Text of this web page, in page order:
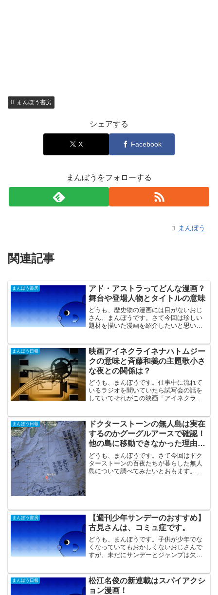
まんぼう書房
シェアする
X Facebook
まんぼうをフォローする
まんぼう
関連記事
まんぼう書房
アド・アストラってどんな漫画？
舞台や登場人物とタイトルの意味
どうも、歴史物の漫画には目がないおじ
さん、まんぼうです。さて今回は珍しい
題材を描いた漫画を紹介したいと思いま
す。歴史物の漫画というと日本の戦国
物、幕末物や、中国の三国時...
まんぼう日報
映画アイネクライネナハトムジー
クの意味と斉藤和義の主題歌小さ
な夜との関係は？
どうも、まんぼうです。仕事中に流れて
いるラジオを聞いていたら試写会の話を
していてそれがこの映画「アイネクライ
が最近では有名ですが、そもそもどんな
意味なのか調べてみました...
まんぼう日報
ドクターストーンの無人島は実在
するのかグーグルアースで確認！
他の島に移動できなかった理由を
考察
どうも、まんぼうです。さて今回はドク
ターストーンの百夜たちが暮らした無人
島について調べてみたいとおもます。最
まんぼう書房
【週刊少年サンデーのおすすめ】
古見さんは、コミュ症です。
どうも、まんぼうです。子供が少年でな
くなっていてもおかしくないおじさんで
すが、未だにサンデーとジャンプは欠か
という結果を見たことがあります。少年
サンデーや少年マガジ...
まんぼう日報
松江名俊の新連載はスパイアクシ
ョン漫画！